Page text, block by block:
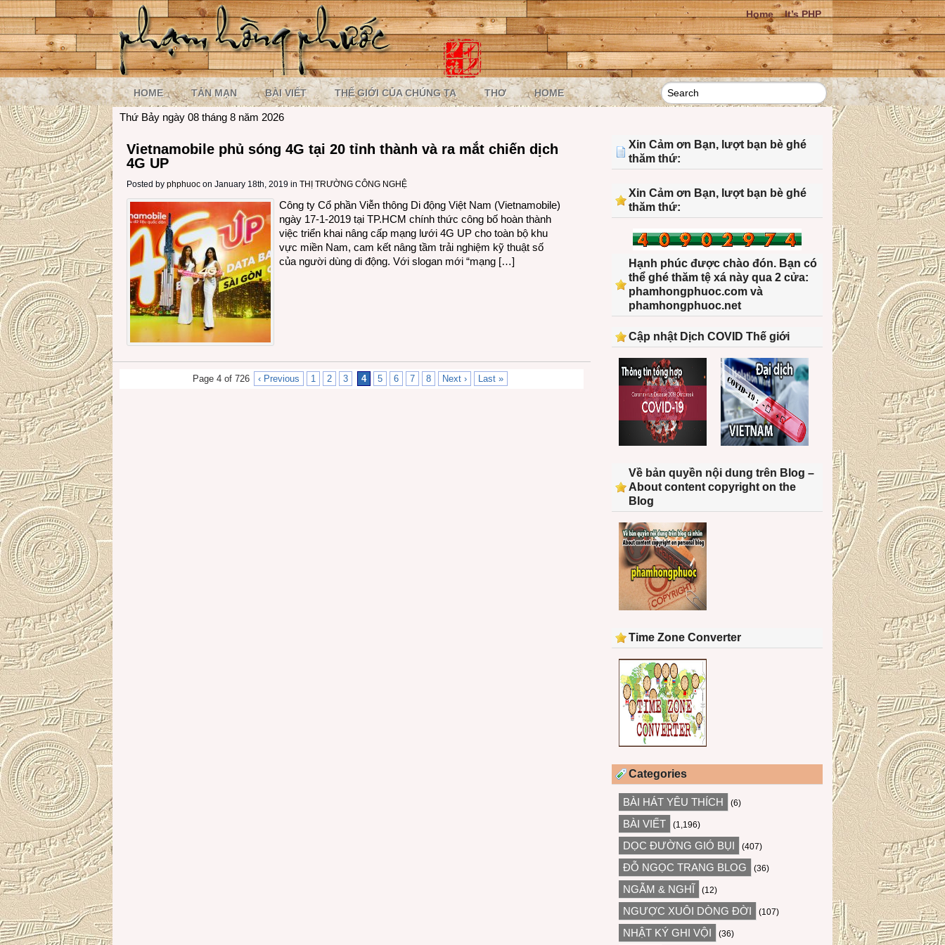
Home It’s PHP
HOME TẢN MẠN BÀI VIẾT THẾ GIỚI CỦA CHÚNG TA THƠ HOME
Thứ Bảy ngày 08 tháng 8 năm 2026
Vietnamobile phủ sóng 4G tại 20 tỉnh thành và ra mắt chiến dịch
4G UP
Posted by phphuoc on January 18th, 2019 in THỊ TRƯỜNG CÔNG NGHỆ
Công ty Cổ phần Viễn thông Di động Việt Nam (Vietnamobile)
ngày 17-1-2019 tại TP.HCM chính thức công bố hoàn thành
việc triển khai nâng cấp mạng lưới 4G UP cho toàn bộ khu
vực miền Nam, cam kết nâng tầm trải nghiệm kỹ thuật số
của người dùng di động. Với slogan mới “mạng […]
Page 4 of 726 ‹ Previous 1 2 3 4 5 6 7 8 Next › Last »
Xin Cảm ơn Bạn, lượt bạn bè ghé
thăm thứ:
Xin Cảm ơn Bạn, lượt bạn bè ghé
thăm thứ:
Hạnh phúc được chào đón. Bạn có
thể ghé thăm tệ xá này qua 2 cửa:
phamhongphuoc.com và
phamhongphuoc.net
Cập nhật Dịch COVID Thế giới
Về bản quyền nội dung trên Blog –
About content copyright on the
Blog
Time Zone Converter
Categories
BÀI HÁT YÊU THÍCH (6)
BÀI VIẾT (1,196)
DỌC ĐƯỜNG GIÓ BỤI (407)
ĐỖ NGỌC TRANG BLOG (36)
NGẪM & NGHĨ (12)
NGƯỢC XUÔI DÒNG ĐỜI (107)
NHẬT KÝ GHI VỘI (36)